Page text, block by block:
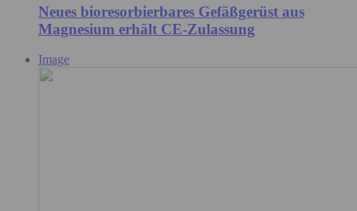
Neues bioresorbierbares Gefäßgerüst aus
Magnesium erhält CE-Zulassung
Image